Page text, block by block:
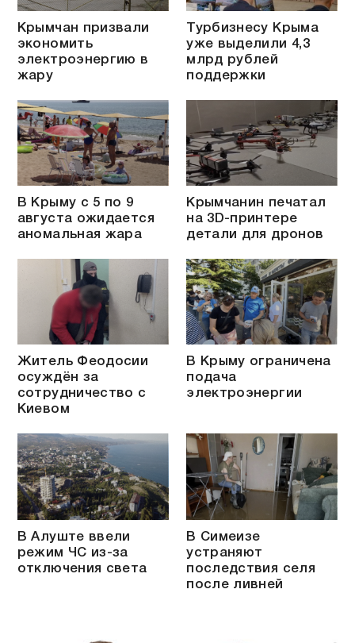
Крымчан призвали
экономить
электроэнергию в
жару
Турбизнесу Крыма
уже выделили 4,3
млрд рублей
поддержки
В Крыму с 5 по 9
августа ожидается
аномальная жара
Крымчанин печатал
на 3D-принтере
детали для дронов
Житель Феодосии
осуждён за
сотрудничество с
Киевом
В Крыму ограничена
подача
электроэнергии
В Алуште ввели
режим ЧС из-за
отключения света
В Симеизе
устраняют
последствия селя
после ливней